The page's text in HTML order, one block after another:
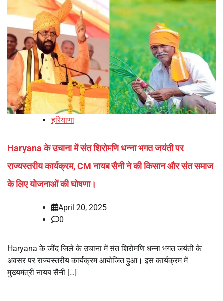
हरियाणा
Haryana के उचाना में संत शिरोमणि धन्ना भगत जयंती पर
राज्यस्तरीय कार्यक्रम, CM नायब सैनी ने की किसान और संत समाज
के लिए योजनाओं की घोषणा।
April 20, 2025
0
Haryana के जींद जिले के उचाना में संत शिरोमणि धन्ना भगत जयंती के
अवसर पर राज्यस्तरीय कार्यक्रम आयोजित हुआ। इस कार्यक्रम में
मुख्यमंत्री नायब सैनी […]